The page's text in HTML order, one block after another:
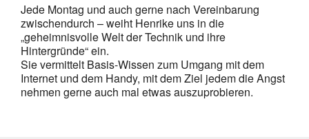
Jede Montag und auch gerne nach Vereinbarung
zwischendurch – weiht Henrike uns in die
„geheimnisvolle Welt der Technik und ihre
Hintergründe“ ein.
Sie vermittelt Basis-Wissen zum Umgang mit dem
Internet und dem Handy, mit dem Ziel jedem die Angst
nehmen gerne auch mal etwas auszuprobieren.